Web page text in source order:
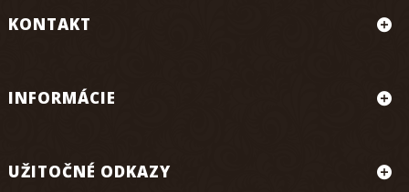
KONTAKT
INFORMÁCIE
UŽITOČNÉ ODKAZY